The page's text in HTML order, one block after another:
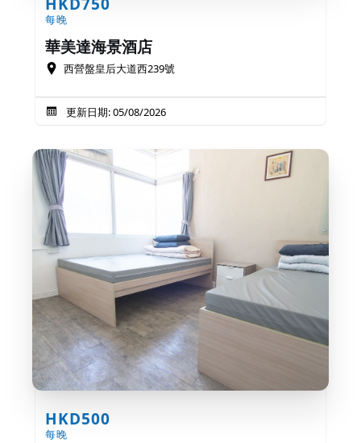
每晚
華美達海景酒店
西營盤皇后大道西239號
更新日期: 05/08/2026
HKD500
每晚